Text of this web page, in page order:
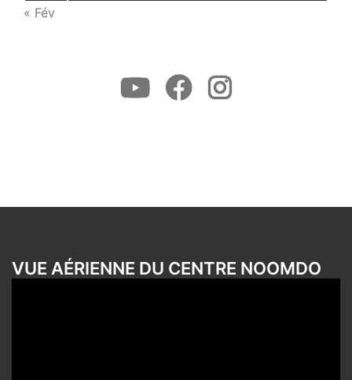
« Fév
Youtube FacebookInstagram
VUE AÉRIENNE DU CENTRE NOOMDO